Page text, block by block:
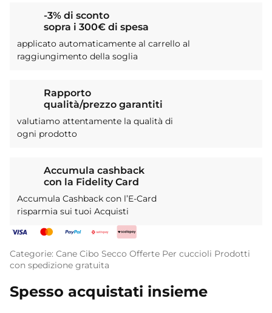
-3% di sconto
sopra i 300€ di spesa
applicato automaticamente al carrello al
raggiungimento della soglia
Rapporto
qualità/prezzo garantiti
valutiamo attentamente la qualità di
ogni prodotto
Accumula cashback
con la Fidelity Card
Accumula Cashback con l’E-Card
risparmia sui tuoi Acquisti
Categorie: Cane Cibo Secco Offerte Per cuccioli Prodotti
con spedizione gratuita
Spesso acquistati insieme